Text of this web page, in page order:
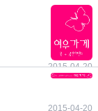
2015-04-20
2015-04-20